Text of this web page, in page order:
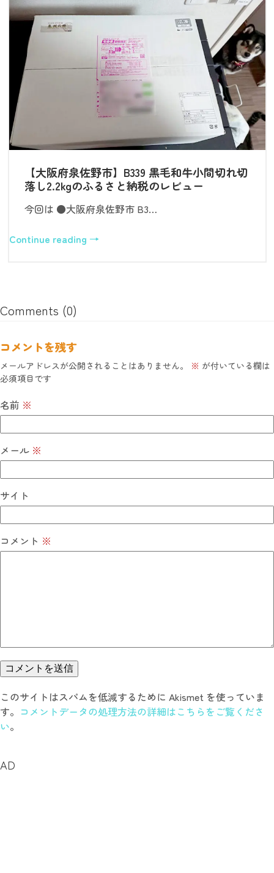
【大阪府泉佐野市】B339 黒毛和牛小間切れ切
落し2.2kgのふるさと納税のレビュー
今回は ●大阪府泉佐野市 B3…
Continue reading →
Comments (0)
コメントを残す
メールアドレスが公開されることはありません。 ※ が付いている欄は
必須項目です
名前 ※
メール ※
サイト
コメント ※
このサイトはスパムを低減するために Akismet を使っていま
す。 コメントデータの処理方法の詳細はこちらをご覧くださ
い。
AD